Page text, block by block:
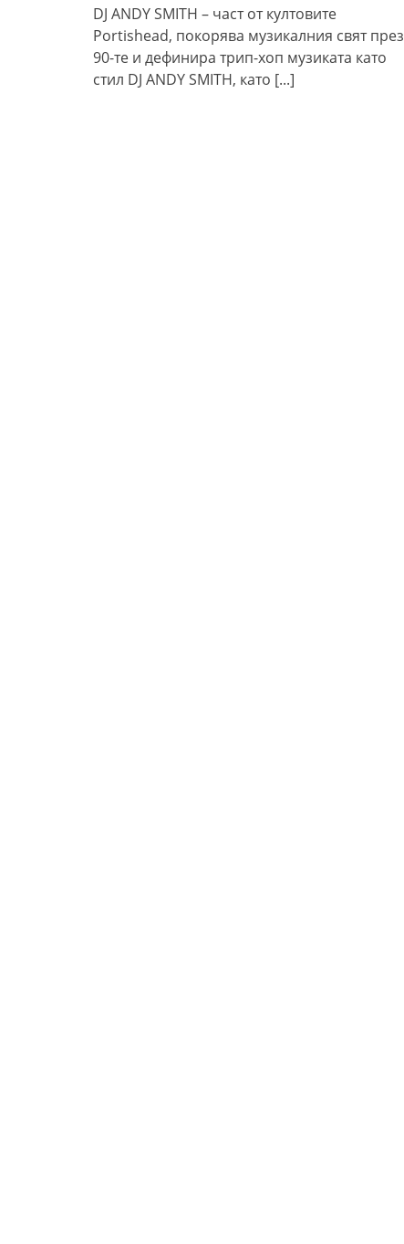
DJ ANDY SMITH – част от култовите
Portishead, покорява музикалния свят през
90-те и дефинира трип-хоп музиката като
стил DJ ANDY SMITH, като [...]